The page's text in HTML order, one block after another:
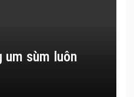
um sùm luôn